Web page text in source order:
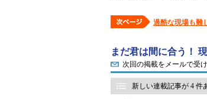
過酷な現場も
まだ君は間に合う！
次回の掲載をメールで受
新しい連載記事が 4 件